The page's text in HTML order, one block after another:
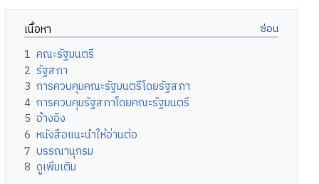
เนื้อหา
1 คณะรัฐมนตรี
2 รัฐสภา
3 การควบคุมคณะรัฐมนตรีโดยรัฐสภา
4 การควบคุมรัฐสภาโดยคณะรัฐมนตรี
5 อ้างอิง
6 หนังสือแนะนำให้อ่านต่อ
7 บรรณานุกรม
8 ดูเพิ่มเติม